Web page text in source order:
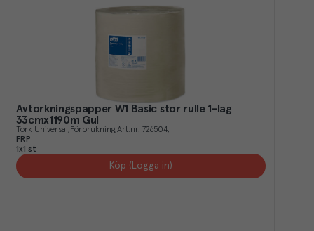
Avtorkningspapper W1 Basic stor rulle 1-lag
33cmx1190m Gul
Tork Universal Förbrukning Art.nr. 726504
FRP
1x1 st
Köp (Logga in)